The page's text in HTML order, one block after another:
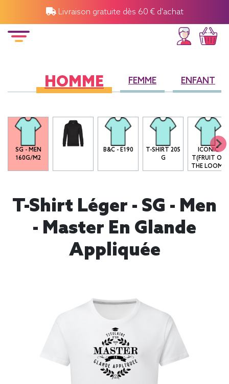
Livraison gratuite dès 60 € d'achat
HOMME FEMME ENFANT
SG - MEN
160G/M2
B&C - E190
T-SHIRT 205
G
ICONIC
T(FRUIT OF
THE LOOM)
T-Shirt Léger - SG - Men
- Master En Glande
Appliquée